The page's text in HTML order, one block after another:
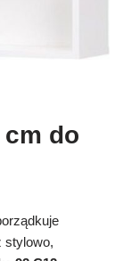
cm do
stylowo,